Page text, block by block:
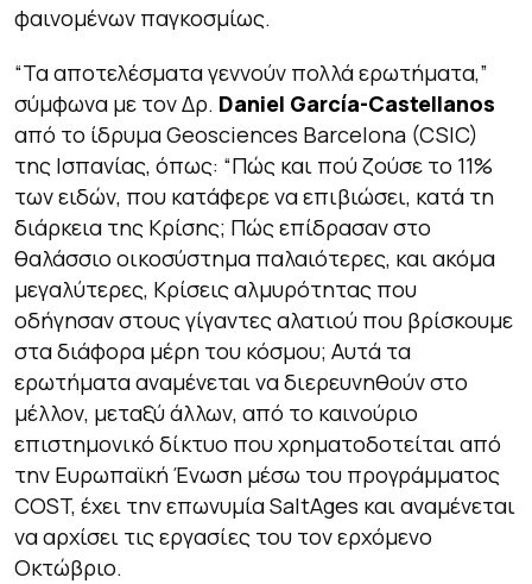
φαινομένων παγκοσμίως.
“Τα αποτελέσματα γεννούν πολλά ερωτήματα,”
σύμφωνα με τον Δρ. Daniel García-Castellanos
από το ίδρυμα Geosciences Barcelona (CSIC)
της Ισπανίας, όπως: “Πώς και πού ζούσε το 11%
των ειδών, που κατάφερε να επιβιώσει, κατά τη
διάρκεια της Κρίσης; Πώς επίδρασαν στο
θαλάσσιο οικοσύστημα παλαιότερες, και ακόμα
μεγαλύτερες, Κρίσεις αλμυρότητας που
οδήγησαν στους γίγαντες αλατιού που βρίσκουμε
στα διάφορα μέρη του κόσμου; Αυτά τα
ερωτήματα αναμένεται να διερευνηθούν στο
μέλλον, μεταξύ άλλων, από το καινούριο
επιστημονικό δίκτυο που χρηματοδοτείται από
την Ευρωπαϊκή Ένωση μέσω του προγράμματος
COST, έχει την επωνυμία SaltAges και αναμένεται
να αρχίσει τις εργασίες του τον ερχόμενο
Οκτώβριο.